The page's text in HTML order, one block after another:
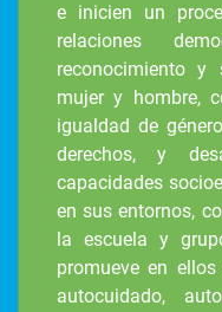
e inicien un
relaciones
reconocimiento y
mujer y hombre,
igualdad de
derechos, y
capacidades
en sus entornos,
la escuela y
promueve en
autocuidado,